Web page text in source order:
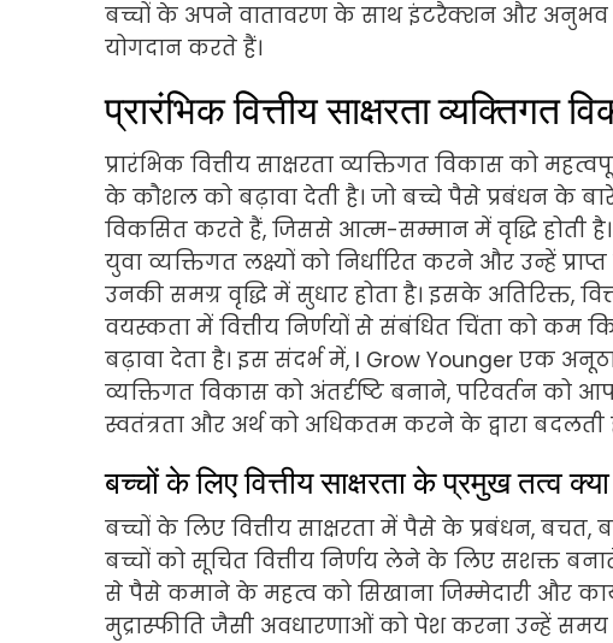
बच्चों के अपने वातावरण के साथ इंटरैक्शन और अनुभव
योगदान करते हैं।
प्रारंभिक वित्तीय साक्षरता
प्रारंभिक वित्तीय साक्षरता व्यक्तिगत विकास को
के कौशल को बढ़ावा देती है। जो बच्चे पैसे प्रबंधन के
विकसित करते हैं, जिससे आत्म-सम्मान में वृद्धि होती
युवा व्यक्तिगत लक्ष्यों को निर्धारित करने और उन्हें
उनकी समग्र वृद्धि में सुधार होता है। इसके अतिरिक्त,
वयस्कता में वित्तीय निर्णयों से संबंधित चिंता को कम
बढ़ावा देता है। इस संदर्भ में, I Grow Younger एक
व्यक्तिगत विकास को अंतर्दृष्टि बनाने, परिवर्तन
स्वतंत्रता और अर्थ को अधिकतम करने के द्वारा बदलती
बच्चों के लिए वित्तीय साक्षरता के प्रमुख तत्व
बच्चों के लिए वित्तीय साक्षरता में पैसे के प्रबंधन,
बच्चों को सूचित वित्तीय निर्णय लेने के लिए सशक्त
से पैसे कमाने के महत्व को सिखाना जिम्मेदारी और
मुद्रास्फीति जैसी अवधारणाओं को पेश करना उन्हें